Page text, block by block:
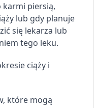
karmi piersią,
lub gdy planuje
się lekarza lub
tego leku.
ciąży i
które mogą